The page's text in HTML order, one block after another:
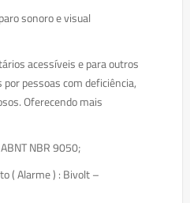
sonoro e visual
acessíveis e para outros
pessoas com deficiência,
Oferecendo mais
NBR 9050;
( Alarme ) : Bivolt –